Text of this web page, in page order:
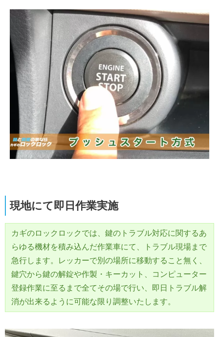
現地にて即日作業実施
カギのロックロックでは、鍵のトラブル対応に関するあ
らゆる機材を積み込んだ作業車にて、トラブル現場まで
急行します。レッカーで別の場所に移動すること無く、
鍵穴から鍵の解錠や作製・キーカット、コンピューター
登録作業に至るまで全てその場で行い、即日トラブル解
消が出来るように可能な限り調整いたします。